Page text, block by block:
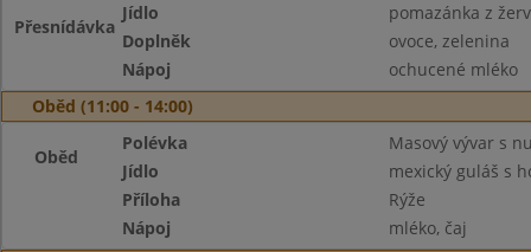
Přesnídávka
Jídlo
pomazánka z
Doplněk
ovoce, zelenina
Nápoj
ochucené mléko
Oběd (11:00 - 14:00)
Oběd
Polévka
Masový vývar s
Jídlo
mexický guláš s
Příloha
Rýže
Nápoj
mléko, čaj